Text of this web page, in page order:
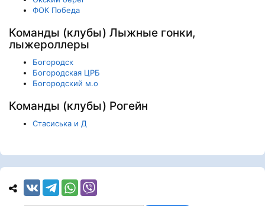
ФОК Победа
Команды (клубы) Лыжные гонки,
лыжероллеры
Богородск
Богородская ЦРБ
Богородский м.о
Команды (клубы) Рогейн
Стасиська и Д